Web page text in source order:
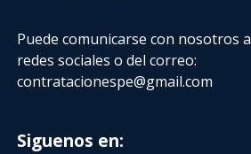
Puede comunicarse con nosotros
redes sociales o del correo:
contratacionespe@gmail.com
Siguenos en: